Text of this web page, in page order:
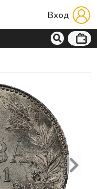
Вход
Next